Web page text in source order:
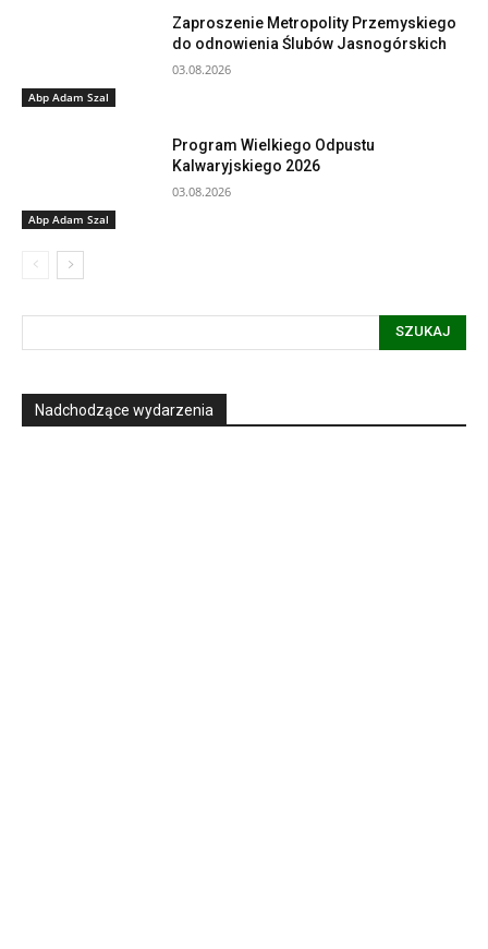
Abp Adam Szal
Zaproszenie Metropolity Przemyskiego
do odnowienia Ślubów Jasnogórskich
03.08.2026
Abp Adam Szal
Program Wielkiego Odpustu
Kalwaryjskiego 2026
03.08.2026
SZUKAJ
Nadchodzące wydarzenia